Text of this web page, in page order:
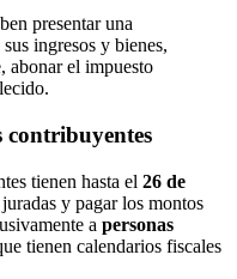
presentar una
ingresos y bienes,
abonar el impuesto
contribuyentes
tienen hasta el 26 de
y pagar los montos
a personas
tienen calendarios fiscales